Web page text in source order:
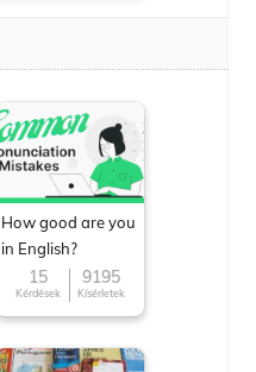
How good are you
in English?
15
Kérdések
9195
Kísérletek